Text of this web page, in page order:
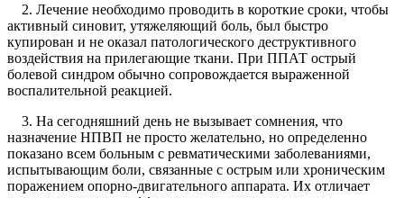
2. Лечение необходимо проводить в короткие сроки, чтобы
активный синовит, утяжеляющий боль, был быстро
купирован и не оказал патологического деструктивного
воздействия на прилегающие ткани. При ППАТ острый
болевой синдром обычно сопровождается выраженной
воспалительной реакцией.
3. На сегодняшний день не вызывает сомнения, что
назначение НПВП не просто желательно, но определенно
показано всем больным с ревматическими заболеваниями,
испытывающим боли, связанные с острым или хроническим
поражением опорно-двигательного аппарата. Их отличает